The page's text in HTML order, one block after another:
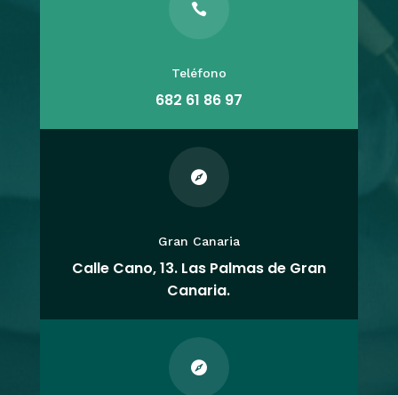

Teléfono
682 61 86 97

Gran Canaria
Calle Cano, 13. Las Palmas de Gran
Canaria.
